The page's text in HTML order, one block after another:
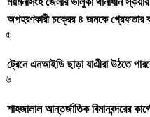
অপহরণকারী চক্রের ৪ জনকে গ্রেফতার
৫
ট্রেনে এনআইডি ছাড়া যাএীরা উঠতে
৬
শাহজালাল আন্তর্জাতিক বিমানবন্দরের